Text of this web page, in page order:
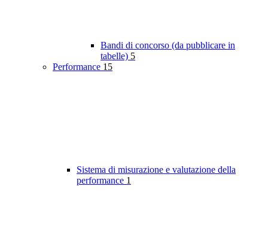
Bandi di concorso (da pubblicare in
tabelle) 5
Performance 15
Sistema di misurazione e valutazione della
performance 1